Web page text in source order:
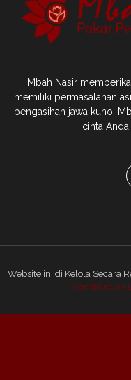
Mbah Nasir
memiliki permasalahan
pengasihan jawa kuno,
cinta Anda
Website ini di Kelola Secara
: Construction